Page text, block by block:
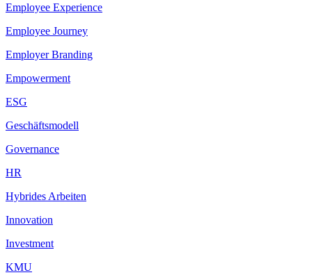
Employee Experience
Employee Journey
Employer Branding
Empowerment
ESG
Geschäftsmodell
Governance
HR
Hybrides Arbeiten
Innovation
Investment
KMU